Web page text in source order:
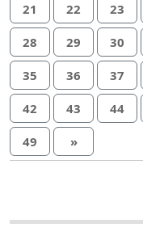
21 22 23
28 29 30
35 36 37
42 43 44
49 »